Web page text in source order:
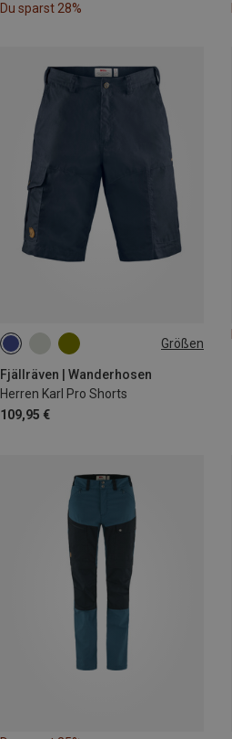
Du sparst 28%
Größen
Fjällräven | Wanderhosen
Herren Karl Pro Shorts
109,95 €
S M XXL